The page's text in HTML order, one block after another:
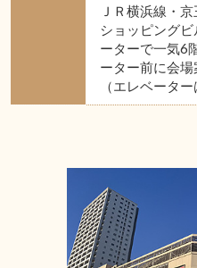
ＪＲ横浜線・
ショッピング
ーターで一気6
ーター前に会場
（エレベータ